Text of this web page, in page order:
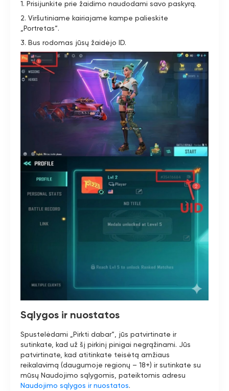
1. Prisijunkite prie žaidimo naudodami savo paskyrą.
2. Viršutiniame kairiajame kampe palieskite
„Portretas“.
3. Bus rodomas jūsų žaidėjo ID.
Sąlygos ir nuostatos
Spustelėdami „Pirkti dabar“, jūs patvirtinate ir
sutinkate, kad už šį pirkinį pinigai negrąžinami. Jūs
patvirtinate, kad atitinkate teisėtą amžiaus
reikalavimą (daugumoje regionų – 18+) ir sutinkate su
mūsų Naudojimo sąlygomis, pateiktomis adresu
Naudojimo sąlygos ir nuostatos.